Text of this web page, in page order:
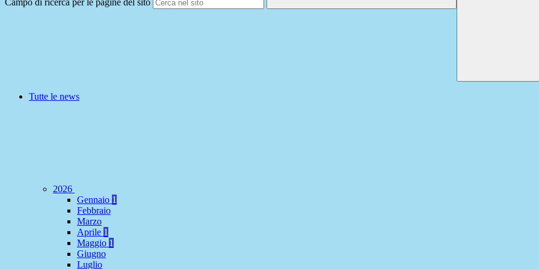
Campo di ricerca per le pagine del sito
Tutte le news
2026
Gennaio 1
Febbraio
Marzo
Aprile 1
Maggio 1
Giugno
Luglio